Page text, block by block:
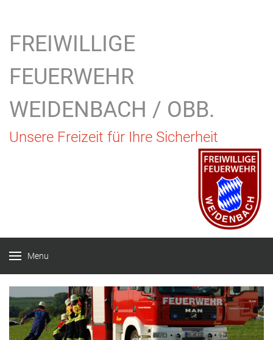
FREIWILLIGE
FEUERWEHR
WEIDENBACH / OBB.
Unsere Freizeit für Ihre Sicherheit
Menu